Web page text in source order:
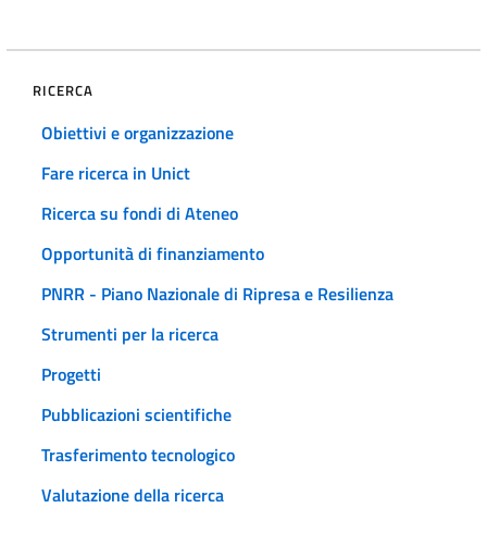
RICERCA
Obiettivi e organizzazione
Fare ricerca in Unict
Ricerca su fondi di Ateneo
Opportunità di finanziamento
PNRR - Piano Nazionale di Ripresa e Resilienza
Strumenti per la ricerca
Progetti
Pubblicazioni scientifiche
Trasferimento tecnologico
Valutazione della ricerca